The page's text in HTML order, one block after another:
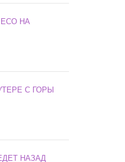
НА
С ГОРЫ
НАЗАД